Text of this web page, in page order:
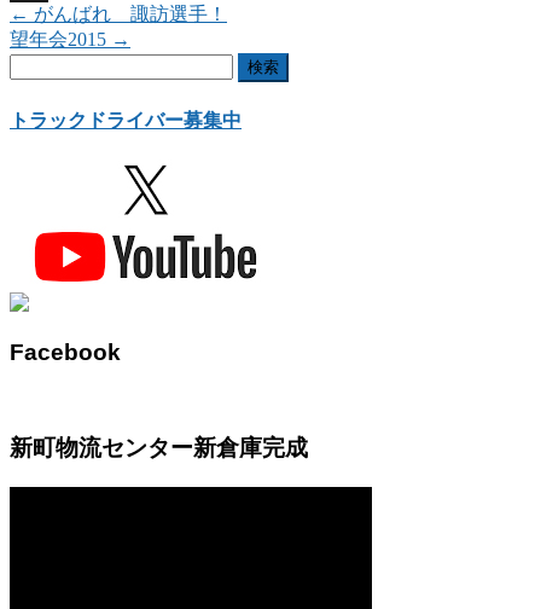
X
← がんばれ 諏訪選手！
望年会2015 →
トラックドライバー募集中
Facebook
新町物流センター新倉庫完成